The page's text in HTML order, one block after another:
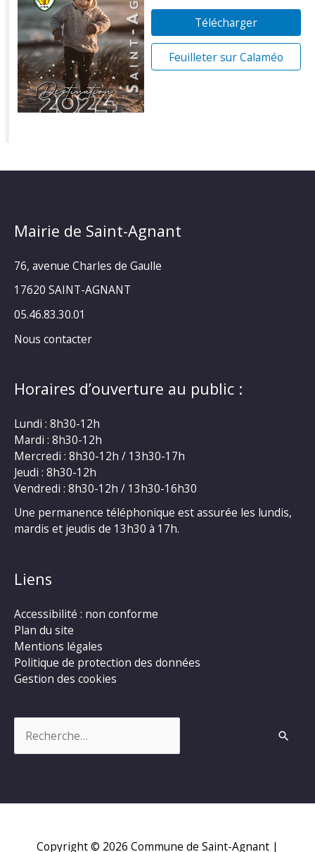
Télécharger
Feuilleter sur Calaméo
Mairie de Saint-Agnant
76, avenue Charles de Gaulle
17620 SAINT-AGNANT
05.46.83.30.01
Nous contacter
Horaires d’ouverture au public :
Lundi : 8h30-12h
Mardi : 8h30-12h
Mercredi : 8h30-12h / 13h30-17h
Jeudi : 8h30-12h
Vendredi : 8h30-12h / 13h30-16h30
Une permanence téléphonique est assurée les lundis,
mardis et jeudis de 13h30 à 17h.
Liens
Accessibilité : non conforme
Plan du site
Mentions légales
Politique de protection des données
Gestion des cookies
Copyright © 2026 Commune de Saint-Agnant |